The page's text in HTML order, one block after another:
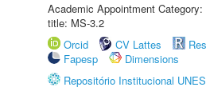
Academic Appointment
title: MS-3.2
Orcid
CV Lattes
Fapesp
Dimensions
Repositório Institucional